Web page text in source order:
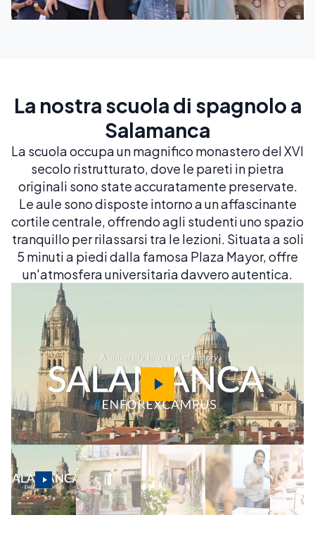
La nostra scuola di spagnolo a
Salamanca
La scuola occupa un magnifico monastero del XVI
secolo ristrutturato, dove le pareti in pietra
originali sono state accuratamente preservate.
Le aule sono disposte intorno a un affascinante
cortile centrale, offrendo agli studenti uno spazio
tranquillo per rilassarsi tra le lezioni. Situata a soli
5 minuti a piedi dalla famosa Plaza Mayor, offre
un'atmosfera universitaria davvero autentica.